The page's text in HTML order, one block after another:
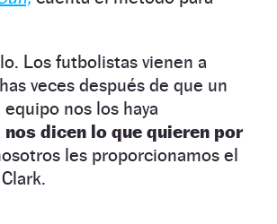
Los futbolistas vienen a
veces después de que un
nos los haya
nos dicen lo que quieren por
les proporcionamos el